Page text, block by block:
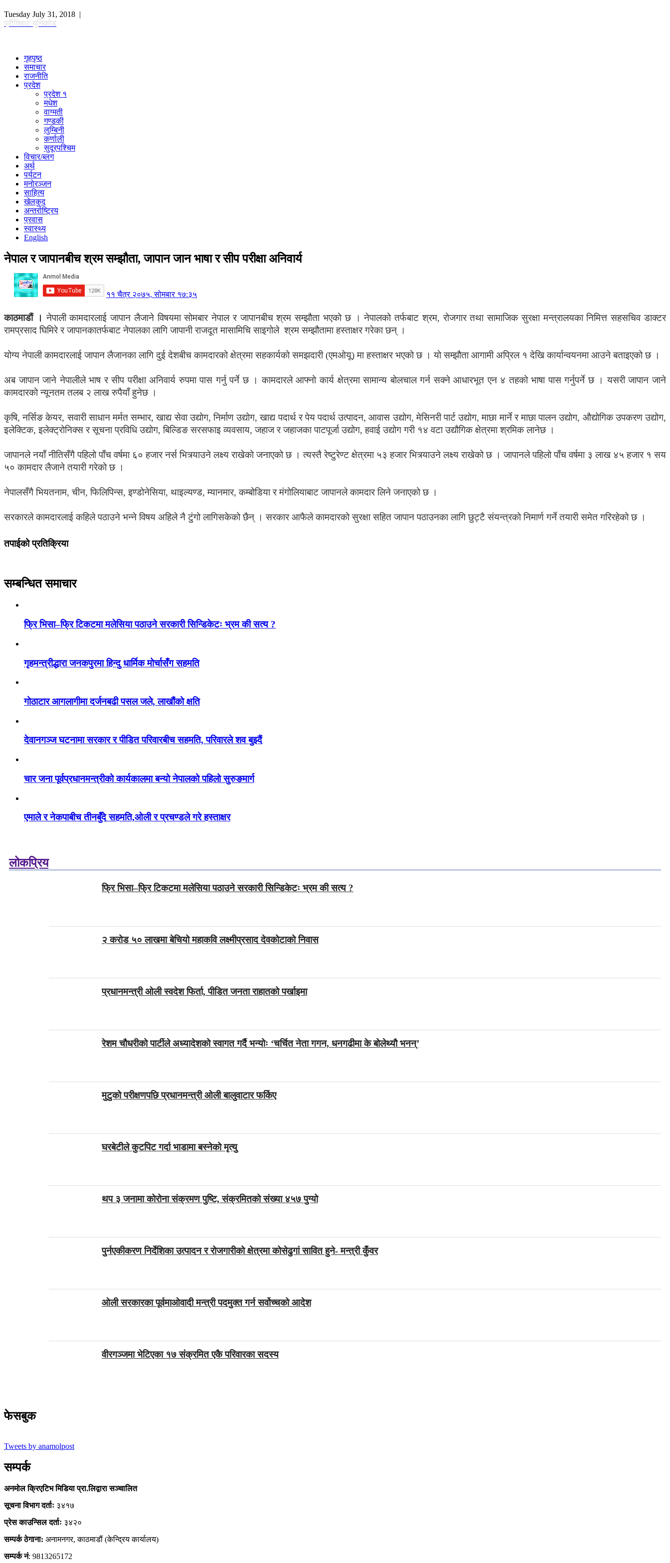
Tuesday July 31, 2018 |
प्रीतिबाट युनिकोड
गृहपृष्ठ
समाचार
राजनीति
प्रदेश
प्रदेश १
मधेश
वाग्मती
गण्डकी
लुम्बिनी
कर्णाली
सुदूरपश्चिम
विचार/ब्लग
अर्थ
पर्यटन
मनोरञ्जन
साहित्य
खेलकुद
अन्तर्राष्ट्रिय
प्रवास
स्वास्थ्य
English
नेपाल र जापानबीच श्रम सम्झौता, जापान जान भाषा र सीप परीक्षा अनिवार्य
११ चैत्र २०७५, सोमबार १७:३५
काठमाडाैं । नेपाली कामदारलाई जापान लैजाने विषयमा सोमबार नेपाल र जापानबीच श्रम सम्झौता भएको छ । नेपालको तर्फबाट श्रम, रोजगार तथा सामाजिक सुरक्षा मन्त्रालयका निमित्त सहसचिव डाक्टर
रामप्रसाद घिमिरे र जापानकातर्फबाट नेपालका लागि जापानी राजदूत मासामिचि साइगोले श्रम सम्झौतामा हस्ताक्षर गरेका छन् ।
योग्य नेपाली कामदारलाई जापान लैजानका लागि दुई देशबीच कामदारको क्षेत्रमा सहकार्यको समझदारी (एमओयू) मा हस्ताक्षर भएको छ । यो सम्झौता आगामी अप्रिल १ देखि कार्यान्वयनमा आउने बताइएको छ ।
अब जापान जाने नेपालीले भाष र सीप परीक्षा अनिवार्य रुपमा पास गर्नु पर्ने छ । कामदारले आफ्नो कार्य क्षेत्रमा सामान्य बोलचाल गर्न सक्ने आधारभूत एन ४ तहको भाषा पास गर्नुपर्ने छ । यसरी जापान जाने
कामदारको न्यूनतम तलब २ लाख रुपैयाँ हुनेछ ।
कृषि, नर्सिङ केयर, सवारी साधान मर्मत सम्भार, खाद्य सेवा उद्योग, निर्माण उद्योग, खाद्य पदार्थ र पेय पदार्थ उत्पादन, आवास उद्योग, मेसिनरी पार्ट उद्योग, माछा मार्ने र माछा पालन उद्योग, औद्योगिक उपकरण उद्योग,
इलेक्टिक, इलेक्ट्रोनिक्स र सूचना प्रविधि उद्योग, बिल्डिङ सरसफाइ व्यवसाय, जहाज र जहाजका पाटपूर्जा उद्योग, हवाई उद्योग गरी १४ वटा उद्यौगिक क्षेत्रमा श्रमिक लानेछ ।
जापानले नयाँ नीतिसँगै पहिलो पाँच वर्षमा ६० हजार नर्स भित्र्याउने लक्ष्य राखेको जनाएको छ । त्यस्तै रेष्टुरेण्ट क्षेत्रमा ५३ हजार भित्र्याउने लक्ष्य राखेको छ । जापानले पहिलो पाँच वर्षमा ३ लाख ४५ हजार १ सय
५० कामदार लैजाने तयारी गरेको छ ।
नेपालसँगै भियतनाम, चीन, फिलिपिन्स, इण्डोनेसिया, थाइल्यण्ड, म्यानमार, कम्बोडिया र मंगोलियाबाट जापानले कामदार लिने जनाएको छ ।
सरकारले कामदारलाई कहिले पठाउने भन्ने विषय अहिले नै टुंगो लागिसकेको छैन् । सरकार आफैले कामदारको सुरक्षा सहित जापान पठाउनका लागि छुट्टै संयन्त्रको निमार्ण गर्ने तयारी समेत गरिरहेको छ ।
तपाईको प्रतिक्रिया
सम्बन्धित समाचार
फ्रि भिसा–फ्रि टिकटमा मलेसिया पठाउने सरकारी सिन्डिकेटः भ्रम की सत्य ?
गृहमन्त्रीद्धारा जनकपुरमा हिन्दु धार्मिक मोर्चासँग सहमति
गोठाटार आगलागीमा दर्जनबढी पसल जले, लाखौंको क्षति
देवानगञ्ज घटनामा सरकार र पीडित परिवारबीच सहमति, परिवारले शव बुझ्दैं
चार जना पूर्वप्रधानमन्त्रीको कार्यकालमा बन्यो नेपालको पहिलो सुरुङमार्ग
एमाले र नेकपाबीच तीनबुँदे सहमति,ओली र प्रचण्डले गरे हस्ताक्षर
लोकप्रिय
फ्रि भिसा–फ्रि टिकटमा मलेसिया पठाउने सरकारी सिन्डिकेटः भ्रम की सत्य ?
२ करोड ५० लाखमा बेचियो महाकवि लक्ष्मीप्रसाद देवकोटाको निवास
प्रधानमन्त्री ओली स्वदेश फिर्ता, पीडित जनता राहातको पर्खाइमा
रेशम चौधरीको पार्टीले अध्यादेशको स्वागत गर्दै भन्योः ‘चर्चित नेता गगन, धनगढीमा के बोलेथ्यौ भनन्’
मुटुको परीक्षणपछि प्रधानमन्त्री ओली बालुवाटार फर्किए
घरबेटीले कुटपिट गर्दा भाडामा बस्नेको मृत्यु
थप ३ जनामा कोरोना संक्रमण पुष्टि, संक्रमितको संख्या ४५७ पुग्यो
पुर्नएकीकरण निर्देशिका उत्पादन र रोजगारीको क्षेत्रमा कोसेढुगां सावित हुने- मन्त्री कुँवर
ओली सरकारका पूर्वमाओवादी मन्त्री पदमुक्त गर्न सर्वोच्चको आदेश
वीरगञ्जमा भेटिएका १७ संक्रमित एकै परिवारका सदस्य
फेसबुक
Tweets by anamolpost
सम्पर्क
अनमोल क्रिएटिभ मिडिया प्रा.लिद्वारा सञ्चालित
सूचना विभाग दर्ताः ३४१७
प्रेस काउन्सिल दर्ताः ३४२०
सम्पर्क ठेगाना: अनामनगर, काठमाडौं (केन्द्रिय कार्यालय)
सम्पर्क नं: 9813265172